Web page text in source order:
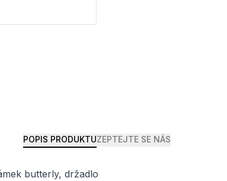
POPIS PRODUKTUZEPTEJTE SE NÁS
butterly, držadlo